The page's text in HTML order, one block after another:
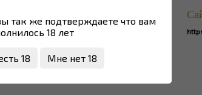
так же подтверждаете что вам
18 лет
18 Мне нет 18